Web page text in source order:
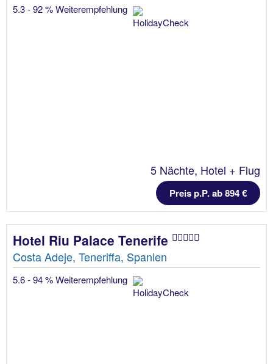
5.3 - 92 % Weiterempfehlung
5 Nächte, Hotel + Flug
Preis p.P. ab 894 €
Hotel Riu Palace Tenerife
Costa Adeje, Teneriffa, Spanien
5.6 - 94 % Weiterempfehlung